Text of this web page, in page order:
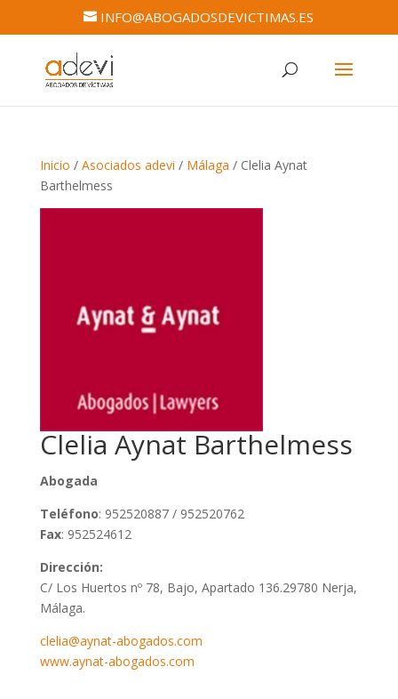
INFO@ABOGADOSDEVICTIMAS.ES
Inicio / Asociados adevi / Málaga / Clelia Aynat
Barthelmess
Clelia Aynat Barthelmess
Abogada
Teléfono: 952520887 / 952520762
Fax: 952524612
Dirección:
C/ Los Huertos nº 78, Bajo, Apartado 136.29780 Nerja,
Málaga.
clelia@aynat-abogados.com
www.aynat-abogados.com